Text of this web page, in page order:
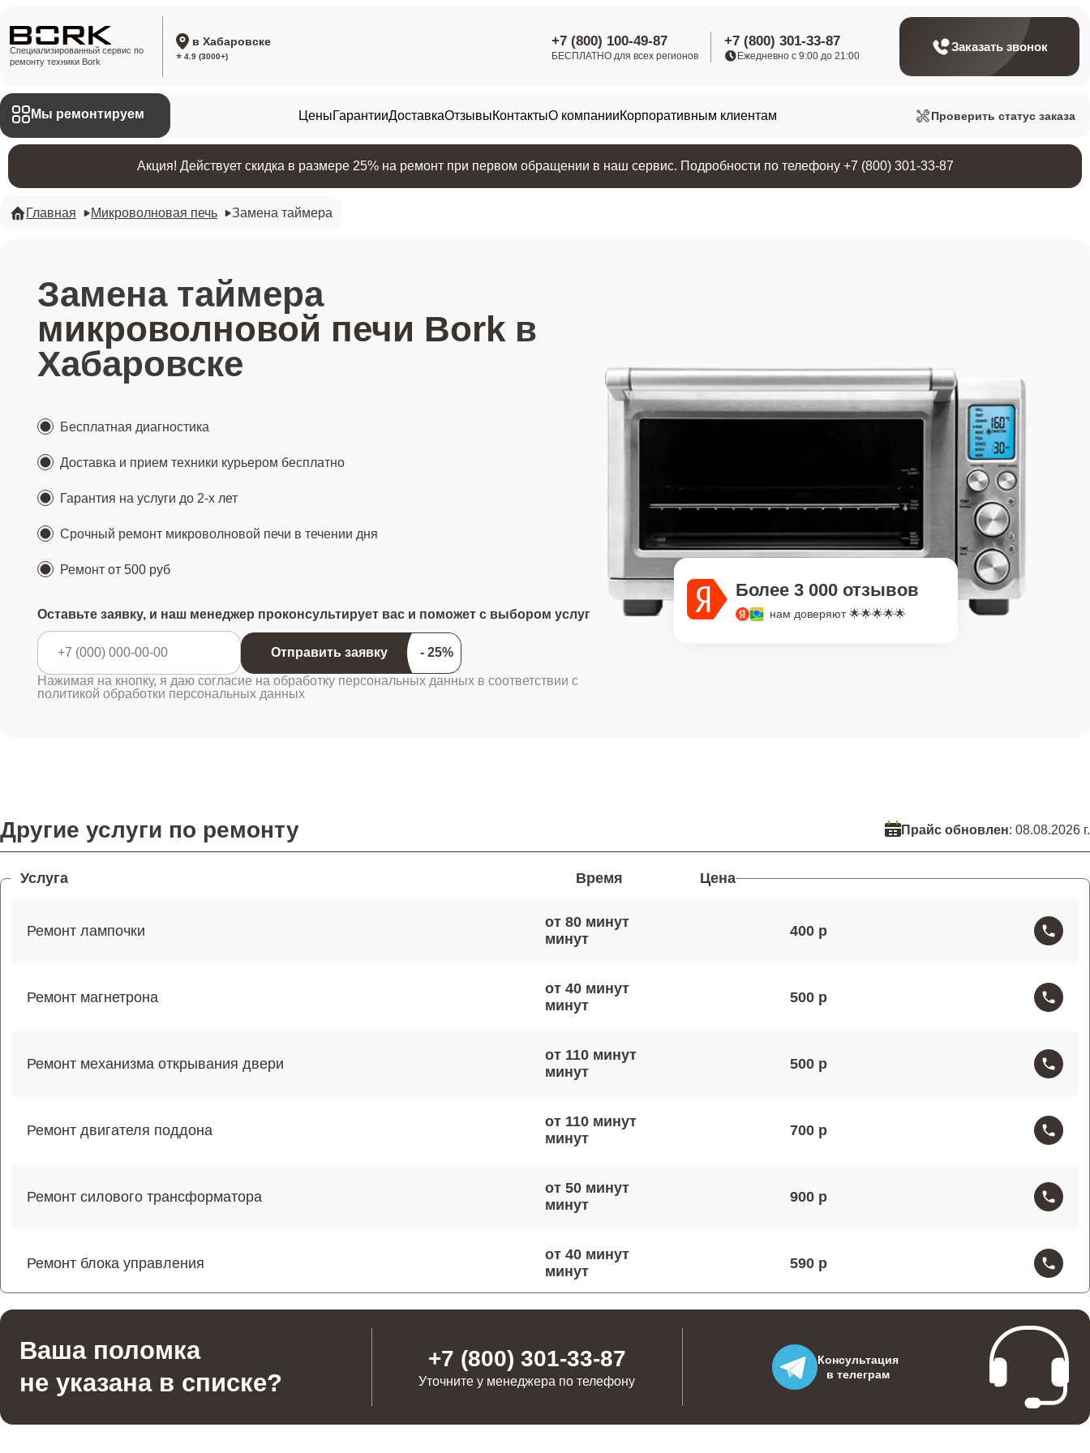
Специализированный сервис по
ремонту техники Bork
в Хабаровске
⭐ 4.9 (3000+)
+7 (800) 100-49-87
БЕСПЛАТНО для всех регионов
+7 (800) 301-33-87
Ежедневно с 9:00 до 21:00
Заказать звонок
Мы ремонтируем ЦеныГарантииДоставкаОтзывыКонтактыО компанииКорпоративным клиентам Проверить статус заказа
Акция! Действует скидка в размере 25% на ремонт при первом обращении в наш сервис. Подробности по телефону +7 (800) 301-33-87
Главная Микроволновая печь Замена таймера
Замена таймера
микроволновой печи Bork в
Хабаровске
Бесплатная диагностика
Доставка и прием техники курьером бесплатно
Гарантия на услуги до 2-х лет
Срочный ремонт микроволновой печи в течении дня
Ремонт от 500 руб
Оставьте заявку, и наш менеджер проконсультирует вас и поможет с выбором услуг
Отправить заявку
Нажимая на кнопку, я даю согласие на обработку персональных данных в соответствии с
политикой обработки персональных данных
Более 3 000 отзывов
нам доверяют 🌟🌟🌟🌟🌟
Другие услуги по ремонту Прайс обновлен: 08.08.2026 г.
Услуга Время Цена
Ремонт лампочки
от 80 минут
400
Ремонт магнетрона
от 40 минут
500
Ремонт механизма открывания двери
от 110 минут
500
Ремонт двигателя поддона
от 110 минут
700
Ремонт силового трансформатора
от 50 минут
900
Ремонт блока управления
от 40 минут
590
Ремонт волновода
от 110 минут
Ваша поломка
не указана в списке?
+7 (800) 301-33-87
Уточните у менеджера по телефону
Консультация
в телеграм